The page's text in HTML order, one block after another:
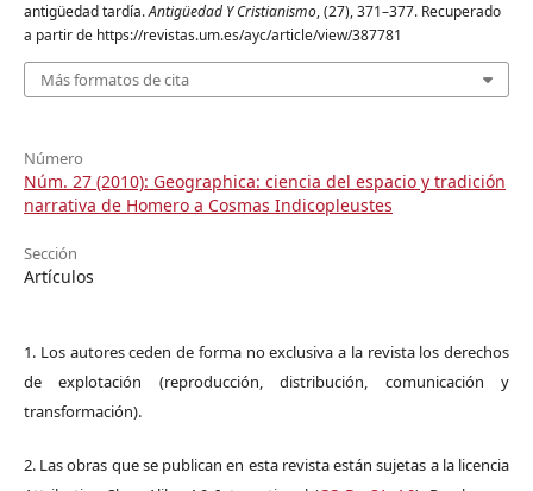
antigüedad tardía.Antigüedad Y Cristianismo, (27), 371–377. Recuperado
a partir de https://revistas.um.es/ayc/article/view/387781
Más formatos de cita
Número
Núm. 27 (2010): Geographica: ciencia del espacio y tradición
narrativa de Homero a Cosmas Indicopleustes
Sección
Artículos
1. Los autores ceden de forma no exclusiva a la revista los derechos
de explotación (reproducción, distribución, comunicación y
transformación).
2. Las obras que se publican en esta revista están sujetas a la licencia